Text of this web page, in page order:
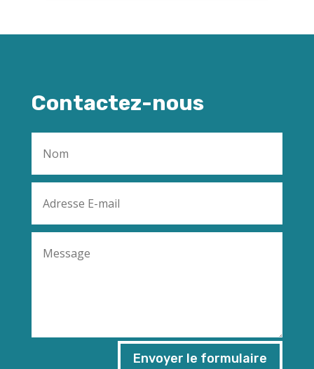
Contactez-nous
Envoyer le formulaire